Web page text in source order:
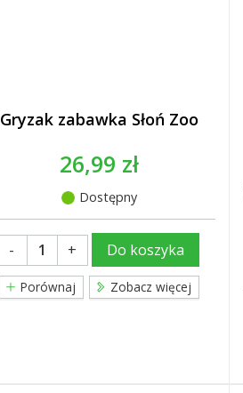
Gryzak zabawka Słoń Zoo
26,99 zł
Dostępny
- + Do koszyka
Porównaj Zobacz więcej